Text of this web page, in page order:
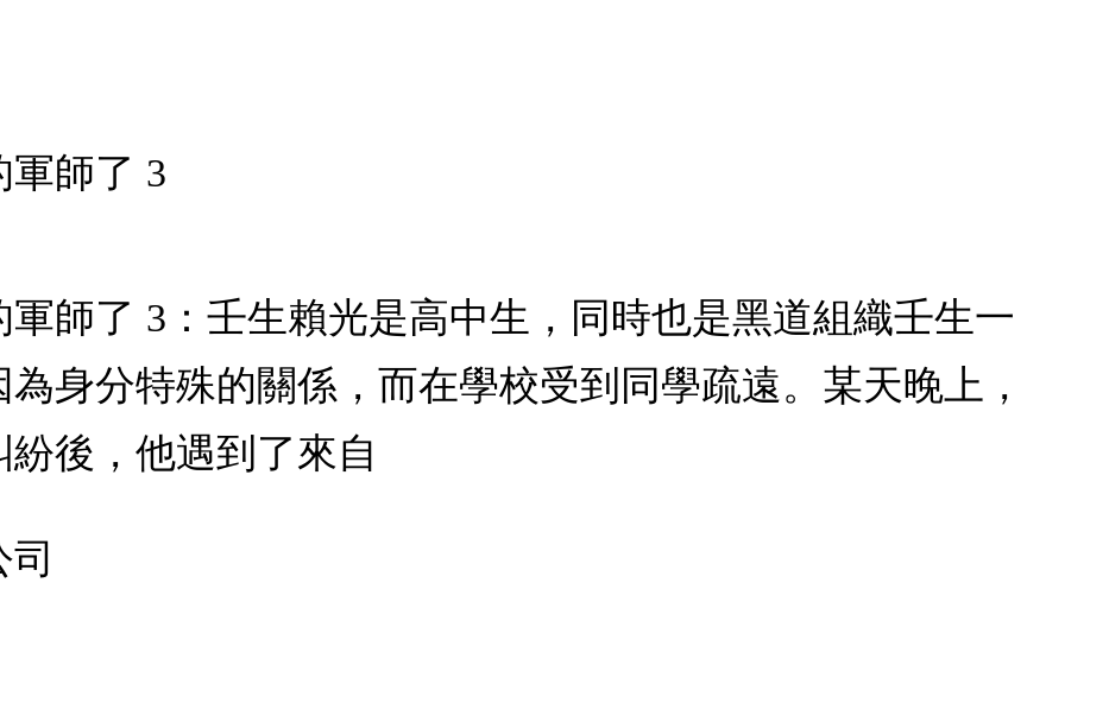
軍師了 3
師了 3：壬生賴光是高中生，同時也是黑道組織壬生一
身分特殊的關係，而在學校受到同學疏遠。某天晚上，
後，他遇到了來自